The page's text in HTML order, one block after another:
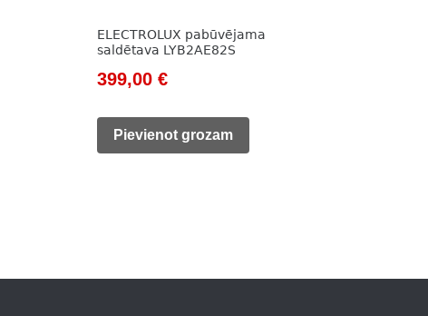
ELECTROLUX pabūvējama
saldētava LYB2AE82S
Original
was:
399,00 €Current
is:
Pievienot grozam